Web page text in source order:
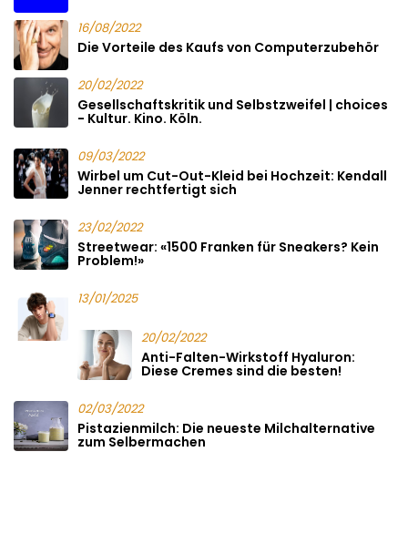
16/08/2022
Die Vorteile des Kaufs von Computerzubehör
20/02/2022
Gesellschaftskritik und Selbstzweifel | choices
- Kultur. Kino. Köln.
09/03/2022
Wirbel um Cut-Out-Kleid bei Hochzeit: Kendall
Jenner rechtfertigt sich
23/02/2022
Streetwear: «1500 Franken für Sneakers? Kein
Problem!»
13/01/2025
20/02/2022
Anti-Falten-Wirkstoff Hyaluron:
Diese Cremes sind die besten!
02/03/2022
Pistazienmilch: Die neueste Milchalternative
zum Selbermachen